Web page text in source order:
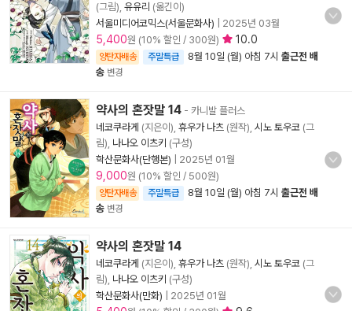
(그림), 유유리 (옮긴이)
서울미디어코믹스(서울문화사)
2025년 03월
5,400원 (10% 할인 / 300원) 10.0
양탄자배송 주말특급 8월 10일 (월) 아침 7시 출근전 배
송 변경
약사의 혼잣말 14 - 카니발 플러스
네코쿠라게 (지은이), 휴우가 나츠 (원작), 시노 토우코 (그
림), 나나오 이츠키 (구성)
학산문화사(단행본)
2025년 01월
9,000원 (10% 할인 / 500원)
양탄자배송 주말특급 8월 10일 (월) 아침 7시 출근전 배
송 변경
약사의 혼잣말 14
네코쿠라게 (지은이), 휴우가 나츠 (원작), 시노 토우코 (그
림), 나나오 이츠키 (구성)
학산문화사(만화)
2025년 01월